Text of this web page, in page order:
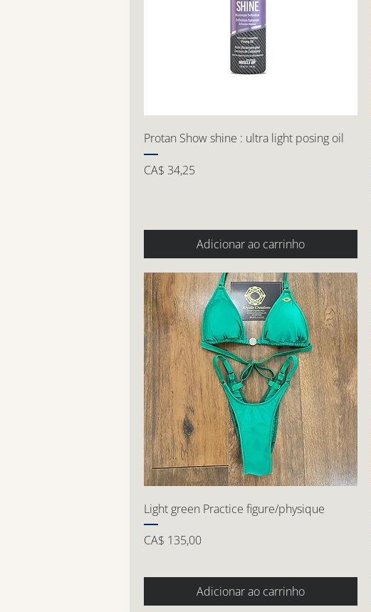
Protan Show shine : ultra light posing oil
Preço
CA$ 34,25
Adicionar ao carrinho
Light green Practice figure/physique
Preço
CA$ 135,00
Adicionar ao carrinho